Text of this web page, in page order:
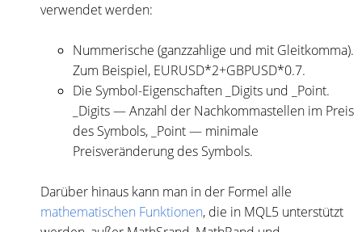
verwendet werden:
Nummerische (ganzzahlige und mit Gleitkomma).
Zum Beispiel, EURUSD*2+GBPUSD*0.7.
Die Symbol-Eigenschaften _Digits und _Point.
_Digits — Anzahl der Nachkommastellen im Preis
des Symbols, _Point — minimale
Preisveränderung des Symbols.
Darüber hinaus kann man in der Formel alle
mathematischen Funktionen, die in MQL5 unterstützt